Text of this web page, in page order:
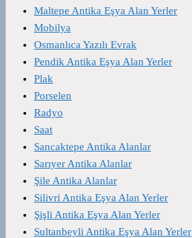
Maltepe Antika Eşya Alan Yerler
Mobilya
Osmanlıca Yazılı Evrak
Pendik Antika Eşya Alan Yerler
Plak
Porselen
Radyo
Saat
Sancaktepe Antika Alanlar
Sarıyer Antika Alanlar
Şile Antika Alanlar
Silivri Antika Eşya Alan Yerler
Şişli Antika Eşya Alan Yerler
Sultanbeyli Antika Eşya Alan Yerler